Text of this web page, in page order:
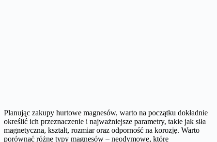
Planując zakupy hurtowe magnesów, warto na początku dokładnie
określić ich przeznaczenie i najważniejsze parametry, takie jak siła
magnetyczna, kształt, rozmiar oraz odporność na korozję. Warto
porównać różne typy magnesów – neodymowe, które